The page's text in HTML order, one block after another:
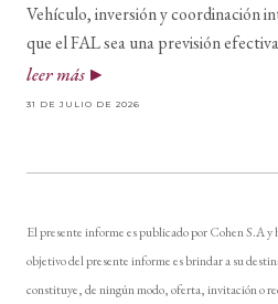
Vehículo, inversión y coordinación
que el FAL sea una previsión
leer más
31 DE JULIO DE 2026
El presente informe es publicado por Cohen S.A y
objetivo del presente informe es brindar a su
constituye, de ningún modo, oferta, invitación o